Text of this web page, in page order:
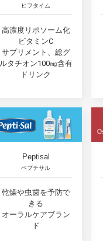
ヒフタイム
高濃度リポソーム化
ビタミンC
サプリメント、総グ
ルタチオン100㎎含有
ドリンク
Peptisal
ペプチサル
乾燥や虫歯を予防で
きる
オーラルケアブラン
ド